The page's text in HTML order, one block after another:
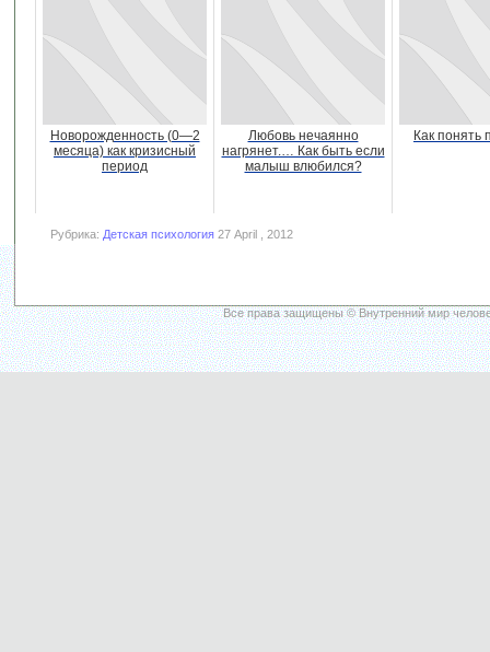
Новорожденность (0—2
месяца) как кризисный
период
Любовь нечаянно
нагрянет.… Как быть если
малыш влюбился?
Как понять
Рубрика: Детская психология 27 April , 2012
Все права защищены © Внутренний мир